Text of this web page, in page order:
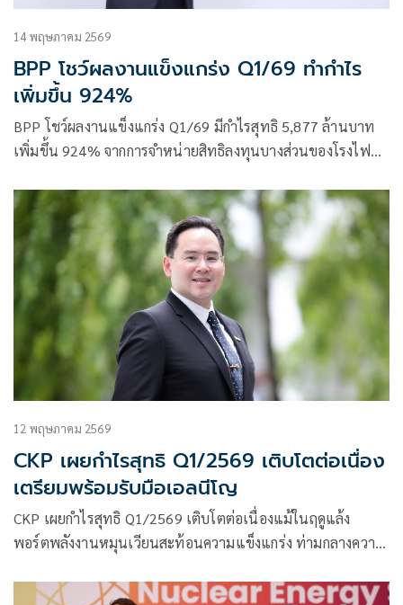
14 พฤษภาคม 2569
BPP โชว์ผลงานแข็งแกร่ง Q1/69 ทำกำไร
เพิ่มขึ้น 924%
BPP โชว์ผลงานแข็งแกร่ง Q1/69 มีกำไรสุทธิ 5,877 ล้านบาท
เพิ่มขึ้น 924% จากการจำหน่ายสิทธิลงทุนบางส่วนของโรงไฟฟ้า
พร้อมขยายโครงการแบตเตอรี่ในญี่ปุ่น เสริมความมั่นคงทาง
12 พฤษภาคม 2569
CKP เผยกำไรสุทธิ Q1/2569 เติบโตต่อเนื่อง
เตรียมพร้อมรับมือเอลนีโญ
CKP เผยกำไรสุทธิ Q1/2569 เติบโตต่อเนื่องแม้ในฤดูแล้ง
พอร์ตพลังงานหมุนเวียนสะท้อนความแข็งแกร่ง ท่ามกลางความ